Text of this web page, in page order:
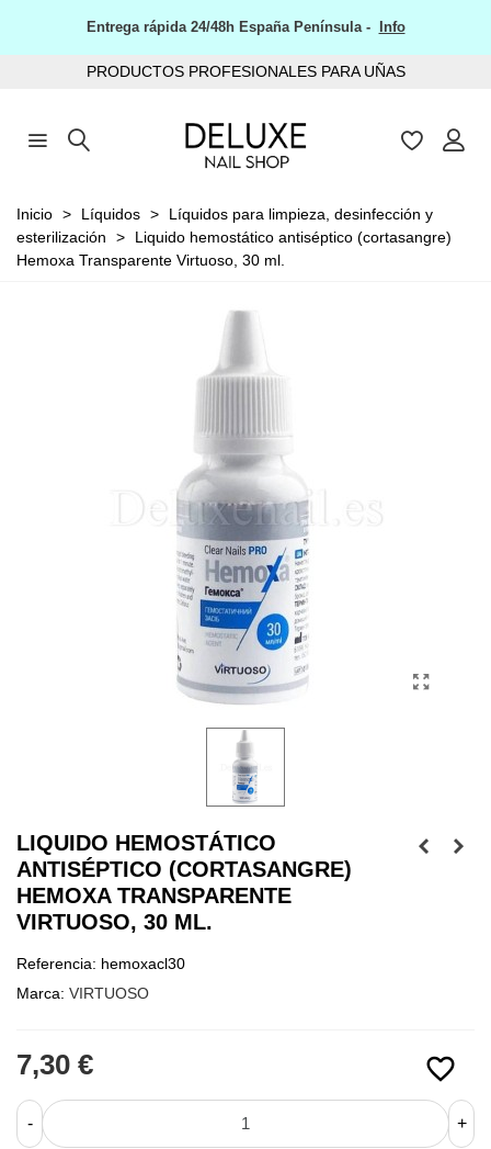
Entrega rápida 24/48h España Península - Info
PRODUCTOS PROFESIONALES PARA UÑAS
Inicio > Líquidos >
Líquidos para limpieza, desinfección y
esterilización
>
Liquido hemostático antiséptico (cortasangre)
Hemoxa Transparente Virtuoso, 30 ml.
LIQUIDO HEMOSTÁTICO
ANTISÉPTICO (CORTASANGRE)
HEMOXA TRANSPARENTE
VIRTUOSO, 30 ML.
Referencia: hemoxacl30
Marca: VIRTUOSO
favorite_border
7,30 €
- +